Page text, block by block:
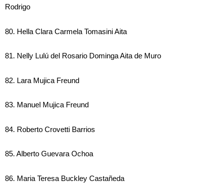
Rodrigo
80. Hella Clara Carmela Tomasini Aita
81. Nelly Lulú del Rosario Dominga Aita de Muro
82. Lara Mujica Freund
83. Manuel Mujica Freund
84. Roberto Crovetti Barrios
85. Alberto Guevara Ochoa
86. Maria Teresa Buckley Castañeda